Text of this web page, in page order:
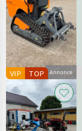
Annonce
VIP TOP